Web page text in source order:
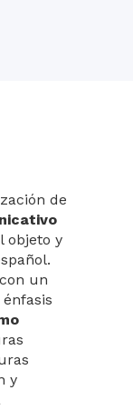
de
objeto y
un
y